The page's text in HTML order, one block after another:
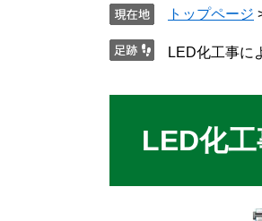
トップページ
LED化工事に
LED化